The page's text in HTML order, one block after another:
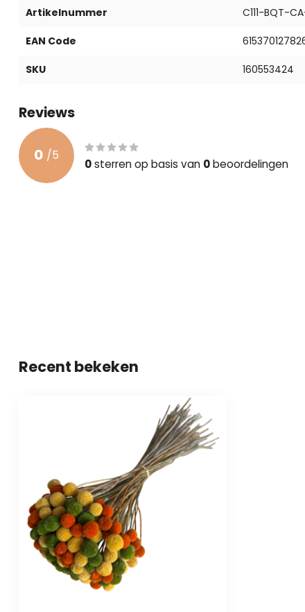
Artikelnummer C111-BQT-
EAN Code
SKU 160553424
Reviews
0 /5
0sterren op basis van 0beoordelingen
Recent bekeken